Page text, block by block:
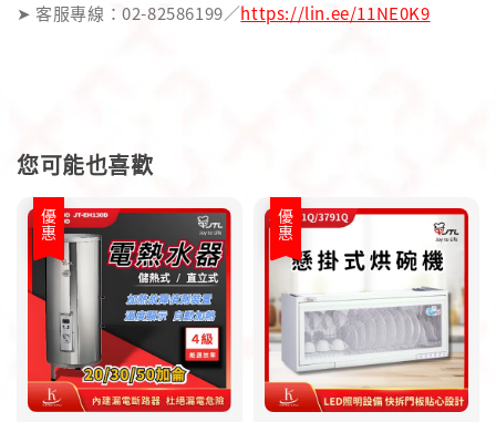
➤ 客服專線：02-82586199／https://lin.ee/11NE0K9
您可能也喜歡
優惠 優惠